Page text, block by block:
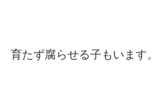
育たず腐らせる子もいます。